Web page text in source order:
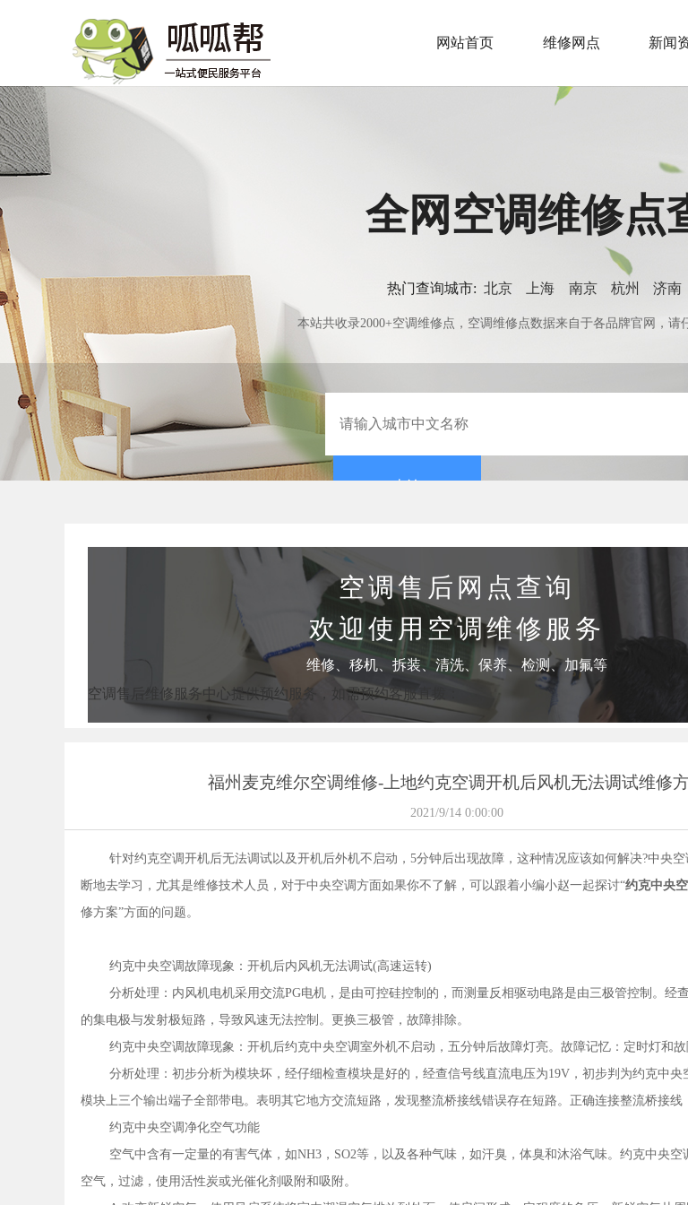
网站首页 维修网点 新闻
全网空调维修点
热门查询城市: 北京 上海 南京 杭州 济南
本站共收录2000+空调维修点，空调维修点数据来自于各品牌官网，
空调售后网点查询
欢迎使用空调维修服务
维修、移机、拆装、清洗、保养、检测、加氟等
空调售后维修服务中心提供预约服务，如需预约客服直拨：
福州麦克维尔空调维修-上地约克空调开机后风机无法调试维修
2021/9/14 0:00:00
针对约克空调开机后无法调试以及开机后外机不启动，5分钟后出现故障，这种情况应该如何解决?中央
断地去学习，尤其是维修技术人员，对于中央空调方面如果你不了解，可以跟着小编小赵一起探讨“约克中央
修方案”方面的问题。
约克中央空调故障现象：开机后内风机无法调试(高速运转)
分析处理：内风机电机采用交流PG电机，是由可控硅控制的，而测量反相驱动电路是由三极管控制。经
的集电极与发射极短路，导致风速无法控制。更换三极管，故障排除。
约克中央空调故障现象：开机后约克中央空调室外机不启动，五分钟后故障灯亮。故障记忆：定时灯和故
分析处理：初步分析为模块坏，经仔细检查模块是好的，经查信号线直流电压为19V，初步判为约克中
模块上三个输出端子全部带电。表明其它地方交流短路，发现整流桥接线错误存在短路。正确连接整流桥接线
约克中央空调净化空气功能
空气中含有一定量的有害气体，如NH3，SO2等，以及各种气味，如汗臭，体臭和沐浴气味。约克中央
空气，过滤，使用活性炭或光催化剂吸附和吸附。